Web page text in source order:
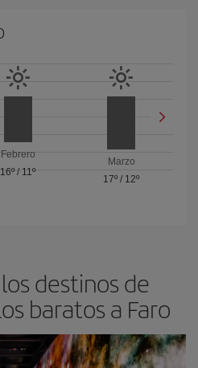
Febrero
16º/ 11º
Marzo
17º / 12º
destinos de
baratos a Faro